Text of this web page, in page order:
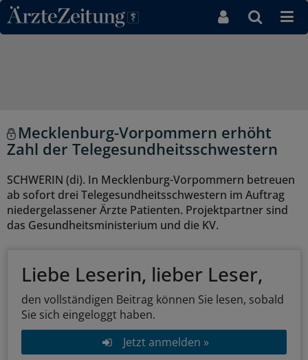
Direkt zum Inhaltsbereich
Mecklenburg-Vorpommern erhöht
Zahl der Telegesundheitsschwestern
SCHWERIN (di). In Mecklenburg-Vorpommern betreuen
ab sofort drei Telegesundheitsschwestern im Auftrag
niedergelassener Ärzte Patienten. Projektpartner sind
das Gesundheitsministerium und die KV.
Liebe Leserin, lieber Leser,
den vollständigen Beitrag können Sie lesen, sobald
Sie sich eingeloggt haben.
Jetzt anmelden »